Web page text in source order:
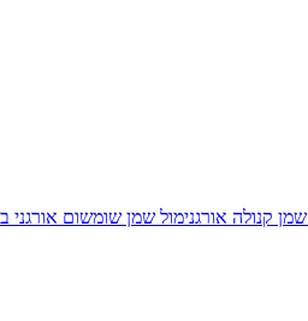
שמן קנולה אורגנימול שמן שומשום אורגני